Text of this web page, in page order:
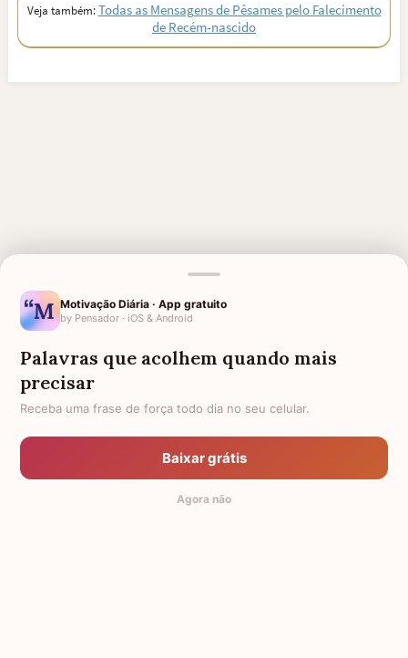
Veja também:Todas as Mensagens de Pêsames pelo Falecimento
de Recém-nascido
MENSAGENS RELACIONADAS
PARA QUEM PERDEU UM BEBÊ A DOR DA PERDA
FRASES DE TRISTEZA E DOR
Motivação Diária · App gratuito
by Pensador · iOS & Android
Palavras que acolhem quando mais
precisar
Receba uma frase de força todo dia no seu celular.
Baixar grátis
Agora não